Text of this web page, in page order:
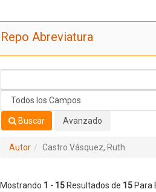
Repo Abreviatura
Buscar Avanzado
Autor Castro Vásquez, Ruth
Mostrando 1 - 15 Resultados de 15 Para